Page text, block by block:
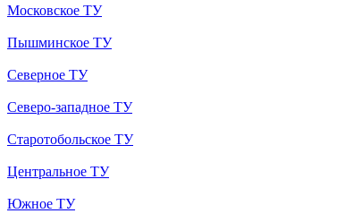
Московское ТУ
Пышминское ТУ
Северное ТУ
Северо-западное ТУ
Старотобольское ТУ
Центральное ТУ
Южное ТУ